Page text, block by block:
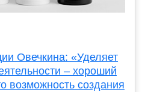
Овечкина: «Уделяет
– хороший
возможность создания